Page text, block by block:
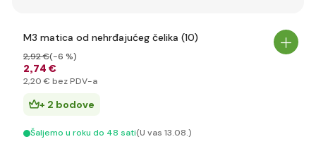
M3 matica od nehrđajućeg čelika (10)
2,74 €
2,92 €(-6 %)
2,20 € bez PDV-a
+ 2 bodove
Šaljemo u roku do 48 sati(U vas 13.08.)